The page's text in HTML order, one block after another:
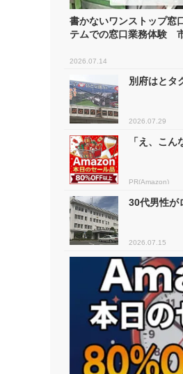
書かないワンストップ
テムでの窓口業務体験
2026.07.14
別府はと
2026.07.29
「え、こ
PR(Amazon)
30代男性が
2026.07.15